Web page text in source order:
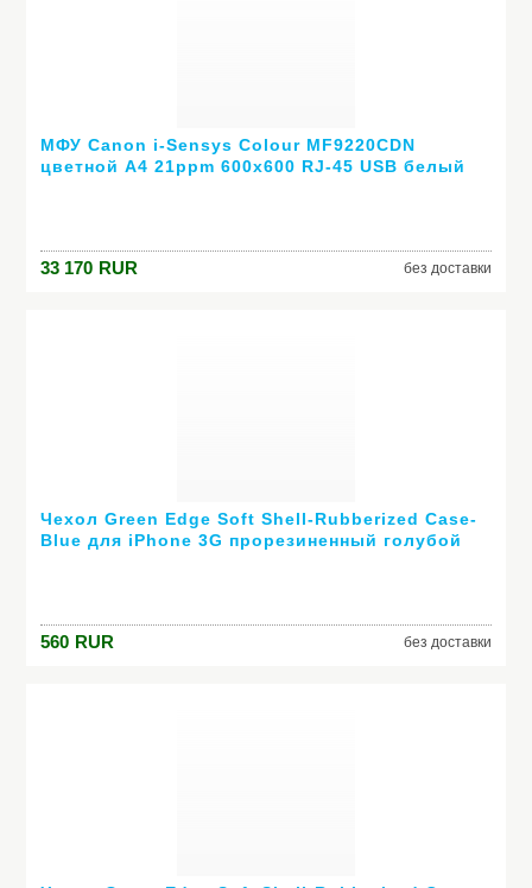
МФУ Canon i-Sensys Colour MF9220CDN
цветной А4 21ppm 600x600 RJ-45 USB белый
33 170 RUR без доставки
Чехол Green Edge Soft Shell-Rubberized Case-
Blue для iPhone 3G прорезиненный голубой
560 RUR без доставки